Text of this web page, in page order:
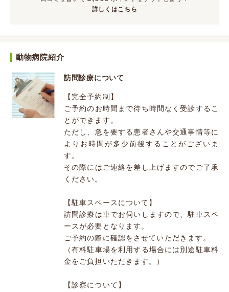
詳しくはこちら
動物病院紹介
訪問診療について
【完全予約制】
ご予約のお時間まで待ち時間なく受診するこ
とができます。
ただし、急を要する患者さんや交通事情等に
よりお時間が多少前後することがございま
す。
その際にはご連絡を差し上げますのでご了承
ください。
【駐車スペースについて】
訪問診療は車でお伺いしますので、駐車スペ
ースが必要となります。
ご予約の際に確認をさせていただきます。
（有料駐車場を利用する場合には別途駐車料
金をご負担いただきます。）
【診察について】